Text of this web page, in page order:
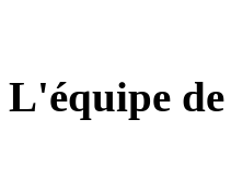
L'équipe